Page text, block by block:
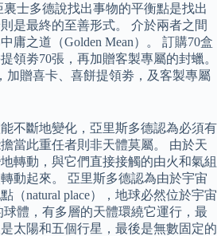
士多德說找出事物的平衡點是找出
是最終的至善形式。 介於兩者之間
庸之道（Golden Mean）。 訂購70盒
領劵70張，再加贈客製專屬的封蠟。
加贈喜卡、喜餅提領劵，及客製專屬
不斷地變化，亞里斯多德認為必須有
當此重任者則非天體莫屬。 由於天
轉動，與它們直接接觸的由火和氣組
動起來。 亞里斯多德認為由於宇宙
（natural place），地球必然位於宇宙
體，有多層的天體環繞它運行，最
太陽和五個行星，最後是無數固定的